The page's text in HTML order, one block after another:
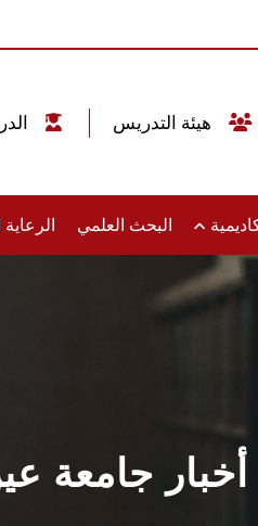
البحث العلمي
أخبار